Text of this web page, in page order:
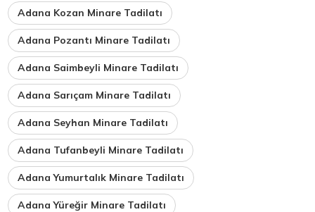
Adana Kozan Minare Tadilatı
Adana Pozantı Minare Tadilatı
Adana Saimbeyli Minare Tadilatı
Adana Sarıçam Minare Tadilatı
Adana Seyhan Minare Tadilatı
Adana Tufanbeyli Minare Tadilatı
Adana Yumurtalık Minare Tadilatı
Adana Yüreğir Minare Tadilatı